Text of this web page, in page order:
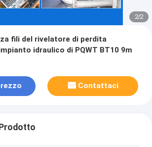
2/2
fili del rivelatore di perdita
idraulico di PQWT BT10 9m
Contattaci